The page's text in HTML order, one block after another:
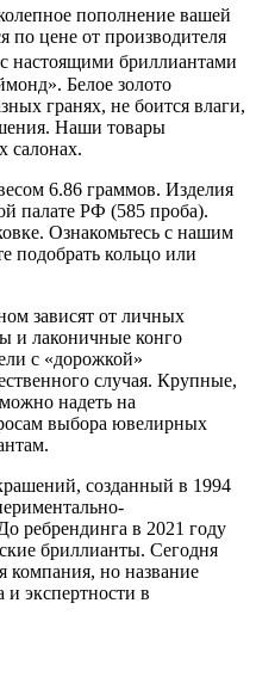
пополнение вашей
по цене от производителя
настоящими бриллиантами
Белое золото
гранях, не боится влаги,
Наши товары
салонах.
6.86 граммов. Изделия
палате РФ (585 проба).
Ознакомьтесь с нашим
подобрать кольцо или
зависят от личных
и лаконичные конго
с «дорожкой»
случая. Крупные,
надеть на
выбора ювелирных
созданный в 1994
ребрендинга в 2021 году
бриллианты. Сегодня
но название
и экспертности в